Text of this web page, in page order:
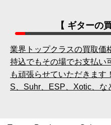
【 ギターの
業界トップクラスの買取価
持込でもその場でお支払い
も頑張らせていただきます
S、Suhr、ESP、Xotic、